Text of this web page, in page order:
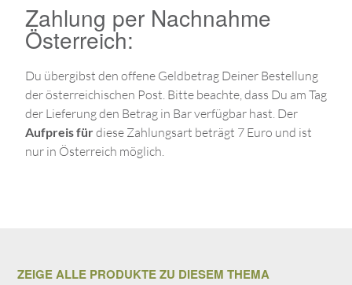
Zahlung per Nachnahme
Österreich:
Du übergibst den offene Geldbetrag Deiner Bestellung
der österreichischen Post. Bitte beachte, dass Du am Tag
der Lieferung den Betrag in Bar verfügbar hast. Der
Aufpreis fürdiese Zahlungsart beträgt 7 Euro und ist
nur in Österreich möglich.
ZEIGE ALLE PRODUKTE ZU DIESEM THEMA